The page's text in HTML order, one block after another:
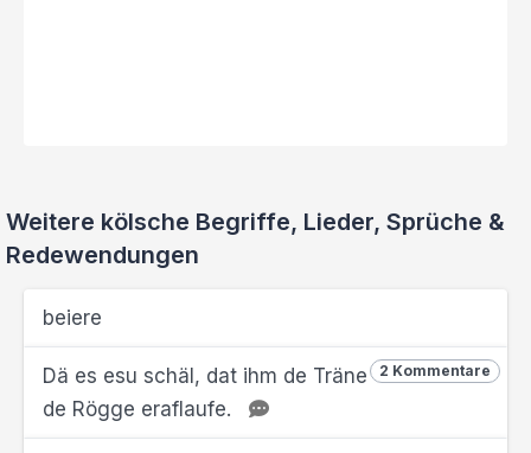
Weitere kölsche Begriffe, Lieder, Sprüche &
Redewendungen
beiere
2 Kommentare
Dä es esu schäl, dat ihm de Träne
de Rögge eraflaufe.